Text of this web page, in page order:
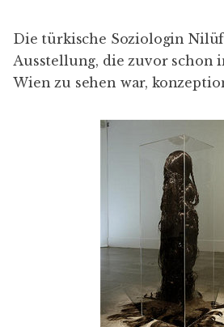
Die türkische Soziologin
Ausstellung, die zuvor schon
Wien zu sehen war,